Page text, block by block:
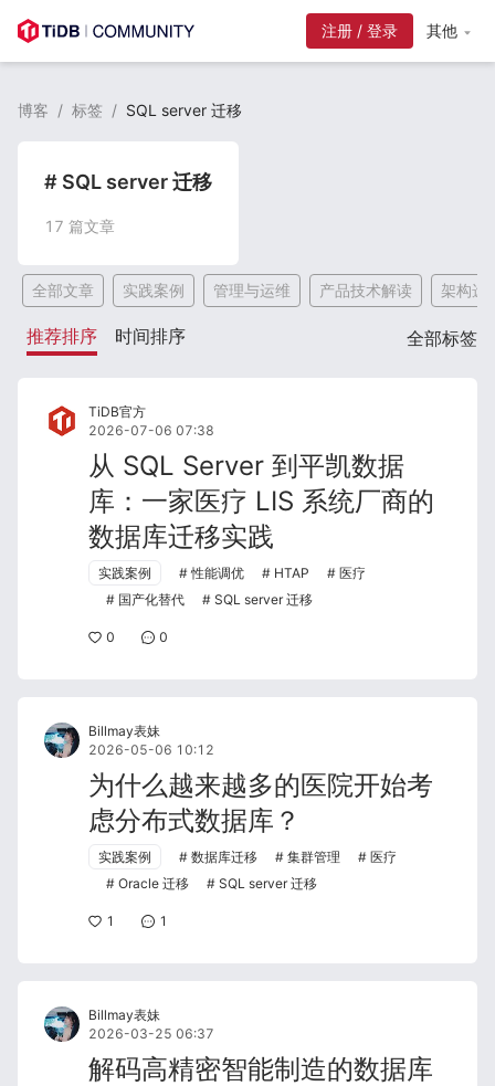
注册 / 登录 其他
博客 / 标签 / SQL server 迁移
# SQL server 迁移
17 篇文章
全部文章 实践案例 管理与运维 产品技术解读 架构选
推荐排序 时间排序 全部标签
TiDB官方
2026-07-06 07:38
从 SQL Server 到平凯数据
库：一家医疗 LIS 系统厂商的
数据库迁移实践
实践案例 性能调优 HTAP
医疗
国产化替代
SQL server 迁移
0 0
Billmay表妹
2026-05-06 10:12
为什么越来越多的医院开始考
虑分布式数据库？
实践案例 数据库迁移 集群管理
医疗
Oracle 迁移
SQL server 迁移
1 1
Billmay表妹
2026-03-25 06:37
解码高精密智能制造的数据库